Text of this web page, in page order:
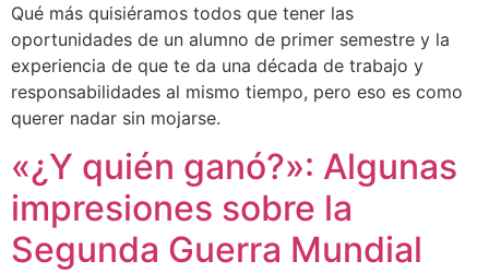
Qué más quisiéramos todos que tener las
oportunidades de un alumno de primer semestre y la
experiencia de que te da una década de trabajo y
responsabilidades al mismo tiempo, pero eso es como
querer nadar sin mojarse.
«¿Y quién ganó?»: Algunas
impresiones sobre la
Segunda Guerra Mundial